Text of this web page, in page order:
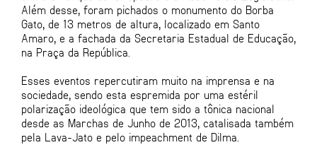
Além desse, foram pichados o monumento do Borba
Gato, de 13 metros de altura, localizado em Santo
Amaro, e a fachada da Secretaria Estadual de Educação,
na Praça da República.
Esses eventos repercutiram muito na imprensa e na
sociedade, sendo esta espremida por uma estéril
polarização ideológica que tem sido a tônica nacional
desde as Marchas de Junho de 2013, catalisada também
pela Lava-Jato e pelo impeachment de Dilma.